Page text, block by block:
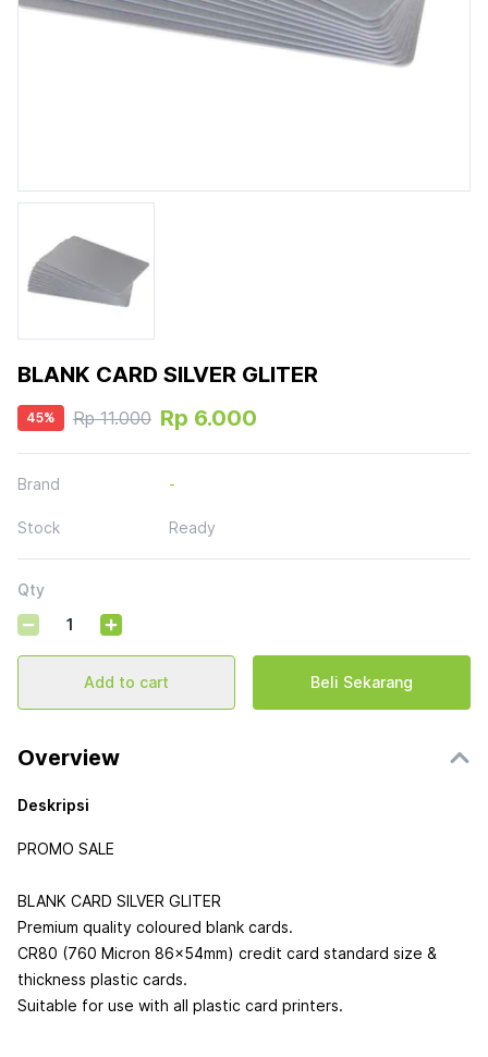
BLANK CARD SILVER GLITER
45% Rp 11.000 Rp 6.000
Brand -
Stock Ready
Qty
Add to cart Beli Sekarang
Overview
Deskripsi
PROMO SALE
BLANK CARD SILVER GLITER
Premium quality coloured blank cards.
CR80 (760 Micron 86x54mm) credit card standard size &
thickness plastic cards.
Suitable for use with all plastic card printers.